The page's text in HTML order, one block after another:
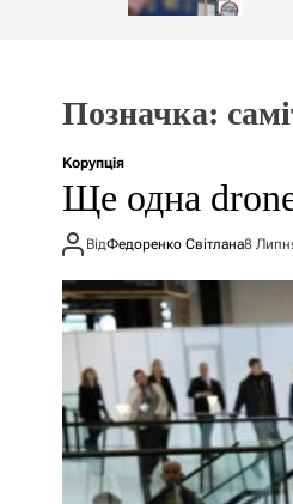
Позначка:
Корупція
Ще одна
ВідФедоренко Світлана8